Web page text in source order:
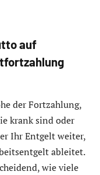
auf
der Fortzahlung,
krank sind oder
Ihr Entgelt weiter,
ableitet.
wie viele